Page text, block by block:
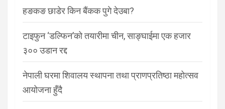
हङकङ छाडेर किन बैंकक पुगे देउबा?
टाइफुन ‘डल्फिन’को तयारीमा चीन, साङ्घाईमा एक हजार
३०० उडान रद्द
नेपाली घरमा शिवालय स्थापना तथा प्राणप्रतिष्ठा महोत्सव
आयोजना हुँदै